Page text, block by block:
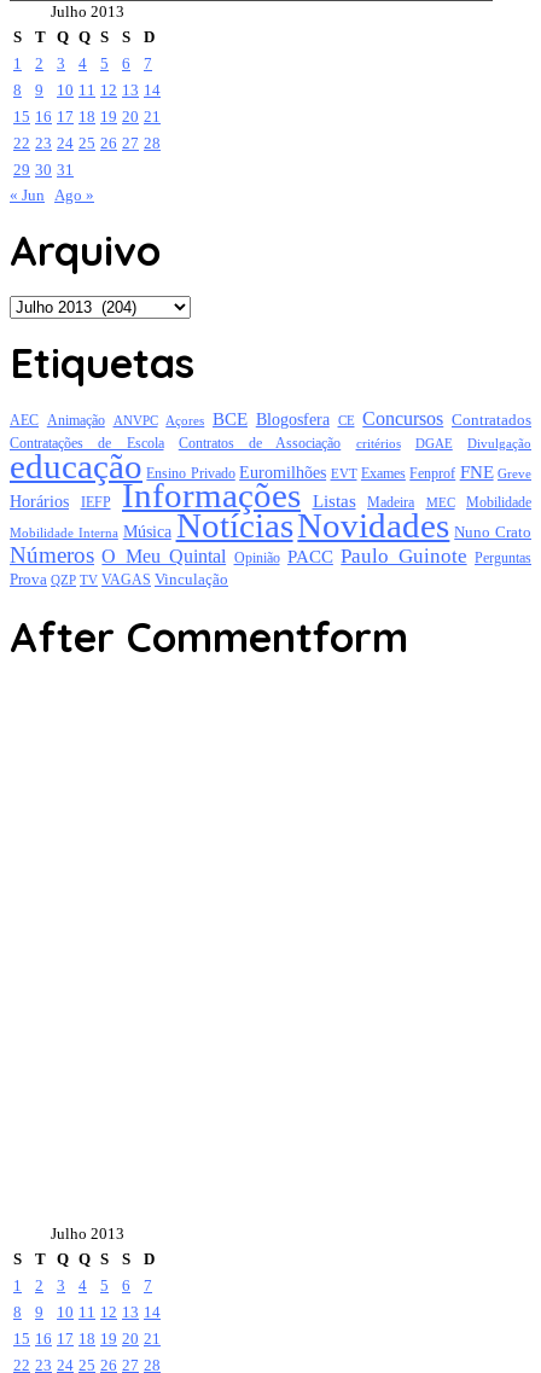
Julho 2013
S
T Q Q S S
D
1
2 3 4 5 6
7
8
9 10 11 12 13 14
15 16 17 18 19 20 21
22 23 24 25 26 27 28
29 30 31
« Jun
Ago »
Arquivo
Arquivo
Etiquetas
AEC Animação ANVPC Açores BCE Blogosfera CE Concursos Contratados
Contratações de Escola Contratos de Associação critérios DGAE Divulgação
educação Ensino Privado Euromilhões EVT Exames Fenprof FNE Greve
Horários IEFP Informações Listas Madeira MEC Mobilidade
Mobilidade Interna Música NotíciasNovidades Nuno Crato
Números O Meu Quintal Opinião PACC Paulo Guinote Perguntas
Prova QZP TV VAGAS Vinculação
After Commentform
Julho 2013
S
T Q Q S S
D
1
2 3 4 5 6
7
8
9 10 11 12 13 14
15 16 17 18 19 20 21
22 23 24 25 26 27 28